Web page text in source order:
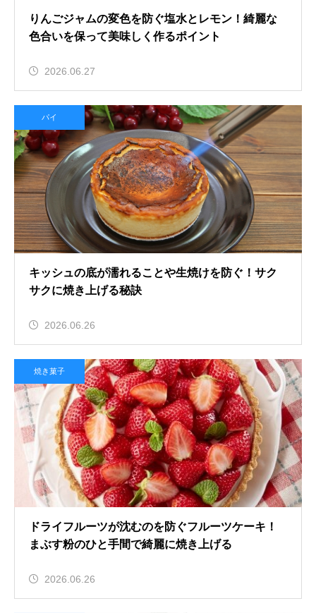
りんごジャムの変色を防ぐ塩水とレモン！綺麗な
色合いを保って美味しく作るポイント
2026.06.27
パイ
キッシュの底が濡れることや生焼けを防ぐ！サク
サクに焼き上げる秘訣
2026.06.26
焼き菓子
ドライフルーツが沈むのを防ぐフルーツケーキ！
まぶす粉のひと手間で綺麗に焼き上げる
2026.06.26